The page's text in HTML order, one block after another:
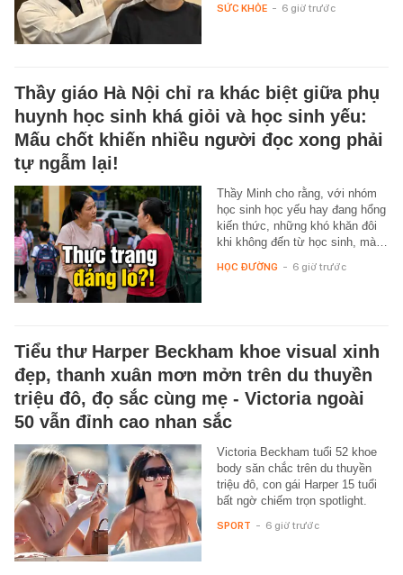
SỨC KHỎE - 6 giờ trước
Thầy giáo Hà Nội chỉ ra khác biệt giữa phụ
huynh học sinh khá giỏi và học sinh yếu:
Mấu chốt khiến nhiều người đọc xong phải
tự ngẫm lại!
Thầy Minh cho rằng, với nhóm
học sinh học yếu hay đang hổng
kiến thức, những khó khăn đôi
khi không đến từ học sinh, mà…
HỌC ĐƯỜNG - 6 giờ trước
Tiểu thư Harper Beckham khoe visual xinh
đẹp, thanh xuân mơn mởn trên du thuyền
triệu đô, đọ sắc cùng mẹ - Victoria ngoài
50 vẫn đỉnh cao nhan sắc
Victoria Beckham tuổi 52 khoe
body săn chắc trên du thuyền
triệu đô, con gái Harper 15 tuổi
bất ngờ chiếm trọn spotlight.
SPORT - 6 giờ trước